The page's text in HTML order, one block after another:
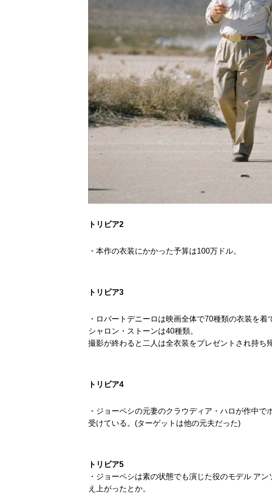
トリビア2
・本作の衣装にかかった予算は100万ドル。
トリビア3
・ロバートデニーロは映画全体で70種類の衣装を着
シャロン・ストーンは40種類。
撮影が終わると二人は全衣装をプレゼントされ持ち
トリビア4
・ジョーペシの元妻のクラウディア・ハロが作中
受けている。(ターゲットは他の元夫だった)
トリビア5
・ジョーペシは素の状態でも演じた役のモデル ア
え上がったとか。